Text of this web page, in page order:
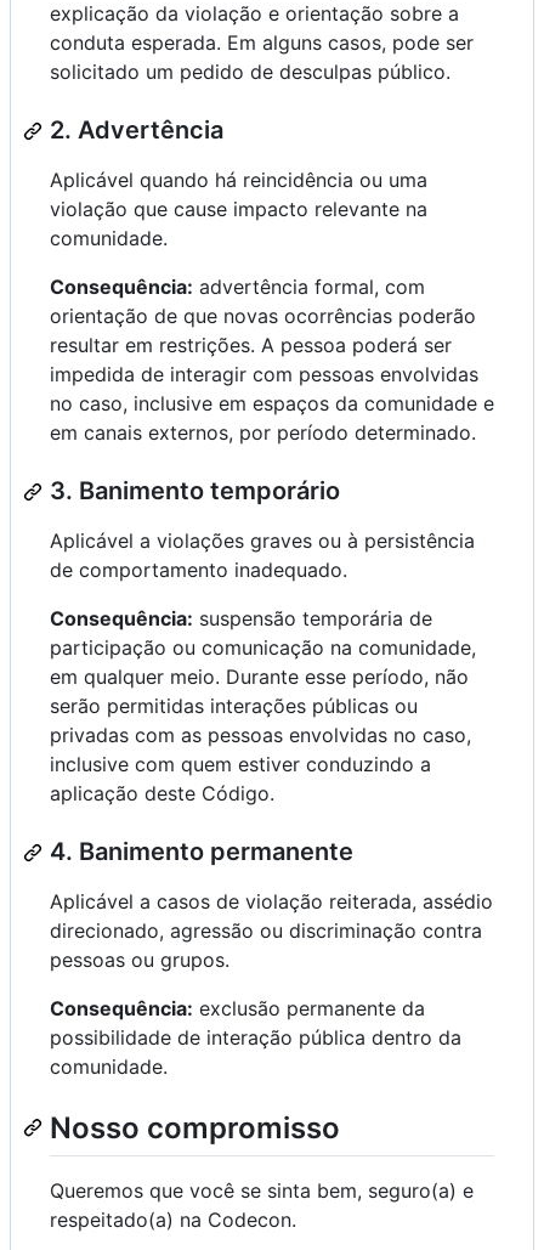
explicação da violação e orientação sobre a
conduta esperada. Em alguns casos, pode ser
solicitado um pedido de desculpas público.
2. Advertência
Aplicável quando há reincidência ou uma
violação que cause impacto relevante na
comunidade.
Consequência: advertência formal, com
orientação de que novas ocorrências poderão
resultar em restrições. A pessoa poderá ser
impedida de interagir com pessoas envolvidas
no caso, inclusive em espaços da comunidade e
em canais externos, por período determinado.
3. Banimento temporário
Aplicável a violações graves ou à persistência
de comportamento inadequado.
Consequência: suspensão temporária de
participação ou comunicação na comunidade,
em qualquer meio. Durante esse período, não
serão permitidas interações públicas ou
privadas com as pessoas envolvidas no caso,
inclusive com quem estiver conduzindo a
aplicação deste Código.
4. Banimento permanente
Aplicável a casos de violação reiterada, assédio
direcionado, agressão ou discriminação contra
pessoas ou grupos.
Consequência: exclusão permanente da
possibilidade de interação pública dentro da
comunidade.
Nosso compromisso
Queremos que você se sinta bem, seguro(a) e
respeitado(a) na Codecon.